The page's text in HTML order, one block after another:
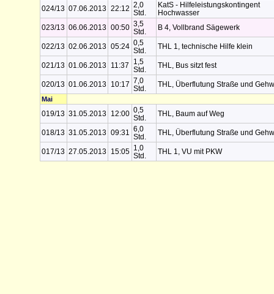
024/13 07.06.2013 22:12 2,0
Std.
KatS - Hilfeleistungskontingent
Hochwasser
023/13 06.06.2013 00:50 3,5
Std.
B 4, Vollbrand Sägewerk
022/13 02.06.2013 05:24 0,5
Std.
THL 1, technische Hilfe klein
021/13 01.06.2013 11:37
1,5
Std.
THL, Bus sitzt fest
020/13 01.06.2013 10:17 7,0
Std.
THL, Überflutung Straße und
Mai
019/13 31.05.2013 12:00 0,5
Std.
THL, Baum auf Weg
018/13 31.05.2013 09:31
6,0
Std.
THL, Überflutung Straße und
017/13 27.05.2013 15:05 1,0
Std.
THL 1, VU mit PKW